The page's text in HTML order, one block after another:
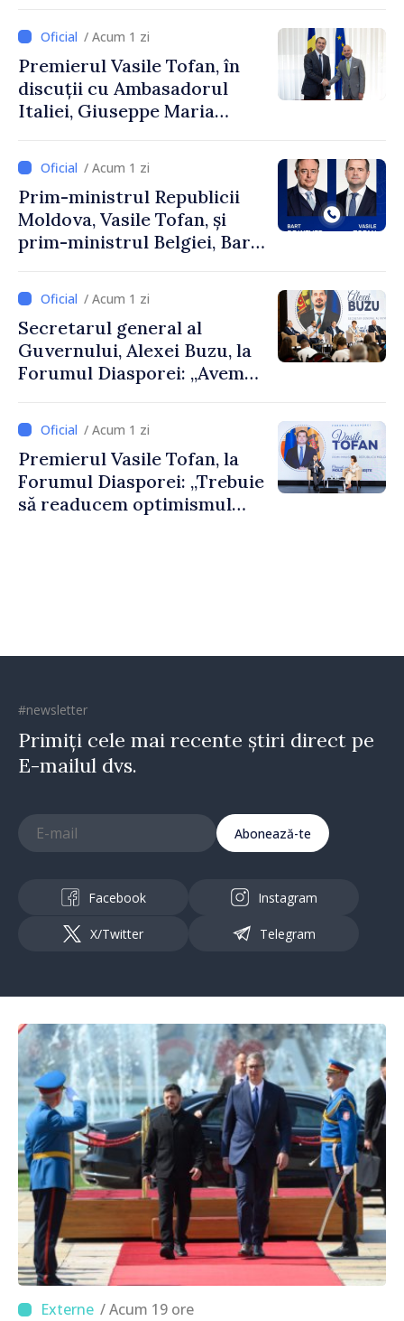
Uygar Mustafa Sertel
/ Acum 1 zi
Premierul Vasile Tofan, în
discuții cu Ambasadorul
Italiei, Giuseppe Maria
/ Acum 1 zi
Prim-ministrul Republicii
Moldova, Vasile Tofan, și
prim-ministrul Belgiei, Bart
despre parcursul european
al Republicii Moldova.
/ Acum 1 zi
Secretarul general al
Guvernului, Alexei Buzu, la
Forumul Diasporei: „Avem
dumneavoastră pentru a
construi comunități mai
puternice”
/ Acum 1 zi
Premierul Vasile Tofan, la
Forumul Diasporei: „Trebuie
să readucem optimismul
#newsletter
Primiți cele mai recente știri direct pe
E-mailul dvs.
Abonează-te
Facebook Instagram
X/Twitter Telegram
/ Acum 19 ore